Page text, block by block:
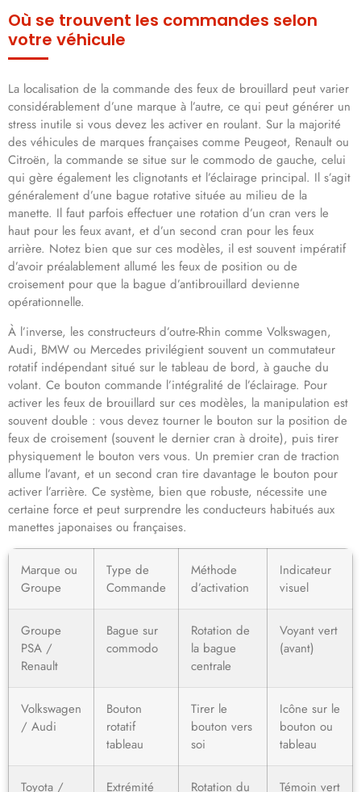
Où se trouvent les commandes selon
votre véhicule
La localisation de la commande des feux de brouillard peut varier
considérablement d’une marque à l’autre, ce qui peut générer un
stress inutile si vous devez les activer en roulant. Sur la majorité
des véhicules de marques françaises comme Peugeot, Renault ou
Citroën, la commande se situe sur le commodo de gauche, celui
qui gère également les clignotants et l’éclairage principal. Il s’agit
généralement d’une bague rotative située au milieu de la
manette. Il faut parfois effectuer une rotation d’un cran vers le
haut pour les feux avant, et d’un second cran pour les feux
arrière. Notez bien que sur ces modèles, il est souvent impératif
d’avoir préalablement allumé les feux de position ou de
croisement pour que la bague d’antibrouillard devienne
opérationnelle.
À l’inverse, les constructeurs d’outre-Rhin comme Volkswagen,
Audi, BMW ou Mercedes privilégient souvent un commutateur
rotatif indépendant situé sur le tableau de bord, à gauche du
volant. Ce bouton commande l’intégralité de l’éclairage. Pour
activer les feux de brouillard sur ces modèles, la manipulation est
souvent double : vous devez tourner le bouton sur la position de
feux de croisement (souvent le dernier cran à droite), puis tirer
physiquement le bouton vers vous. Un premier cran de traction
allume l’avant, et un second cran tire davantage le bouton pour
activer l’arrière. Ce système, bien que robuste, nécessite une
certaine force et peut surprendre les conducteurs habitués aux
manettes japonaises ou françaises.
Marque ou
Groupe
Type de
Commande
Méthode
d’activation
Indicateur
visuel
Groupe
PSA /
Renault
Bague sur
commodo
Rotation de
la bague
centrale
Voyant vert
(avant)
Volkswagen
/ Audi
Bouton
rotatif
tableau
Tirer le
bouton vers
soi
Icône sur le
bouton ou
tableau
Toyota / Extrémité Rotation du Témoin vert